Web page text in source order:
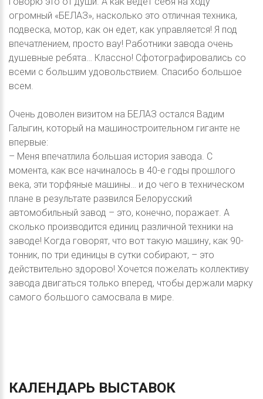
огромный «БЕЛАЗ», насколько это отличная техника,
подвеска, мотор, как он едет, как управляется! Я под
впечатлением, просто вау! Работники завода очень
душевные ребята… Классно! Сфотографировались со
всеми с большим удовольствием. Спасибо большое
всем.
Очень доволен визитом на БЕЛАЗ остался Вадим
Галыгин, который на машиностроительном гиганте не
впервые:
– Меня впечатлила большая история завода. С
момента, как все начиналось в 40-е годы прошлого
века, эти торфяные машины… и до чего в техническом
плане в результате развился Белорусский
автомобильный завод – это, конечно, поражает. А
сколько производится единиц различной техники на
заводе! Когда говорят, что вот такую машину, как 90-
тонник, по три единицы в сутки собирают, – это
действительно здорово! Хочется пожелать коллективу
завода двигаться только вперед, чтобы держали марку
самого большого самосвала в мире.
КАЛЕНДАРЬ ВЫСТАВОК